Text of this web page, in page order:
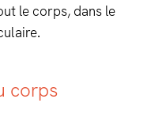
le corps, dans le
corps